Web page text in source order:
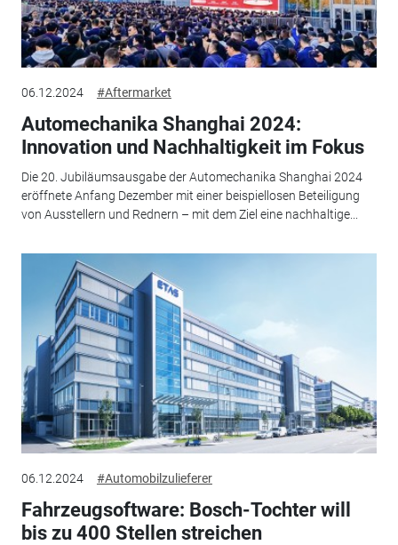
06.12.2024 #Aftermarket
Automechanika Shanghai 2024:
Innovation und Nachhaltigkeit im Fokus
Die 20. Jubiläumsausgabe der Automechanika Shanghai 2024
eröffnete Anfang Dezember mit einer beispiellosen Beteiligung
von Ausstellern und Rednern – mit dem Ziel eine nachhaltige...
06.12.2024 #Automobilzulieferer
Fahrzeugsoftware: Bosch-Tochter will
bis zu 400 Stellen streichen